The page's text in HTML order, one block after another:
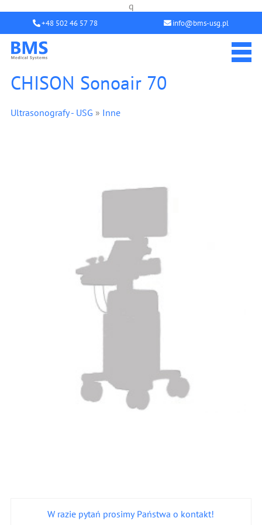
q
+48 502 46 57 78 info@bms-usg.pl
CHISON Sonoair 70
Ultrasonografy - USG » Inne
W razie pytań prosimy Państwa o kontakt!